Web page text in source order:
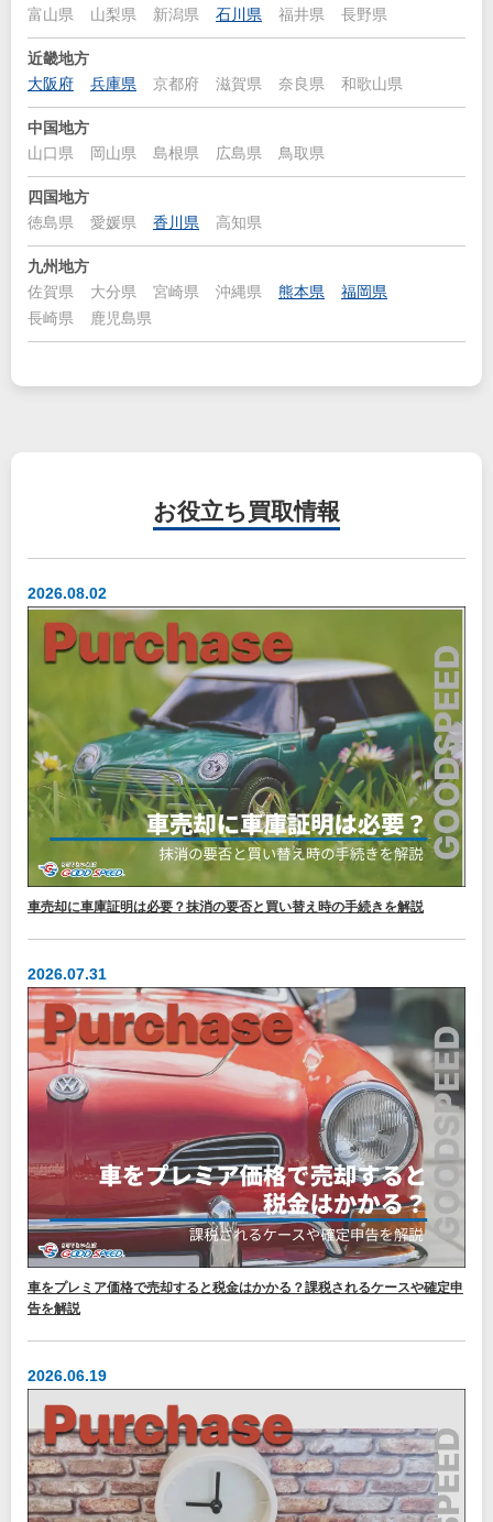
富山県
山梨県 新潟県 石川県 福井県 長野県
近畿地方
大阪府
兵庫県 京都府 滋賀県 奈良県 和歌山県
中国地方
山口県
岡山県 島根県 広島県 鳥取県
四国地方
徳島県
愛媛県 香川県 高知県
九州地方
佐賀県
大分県 宮崎県 沖縄県 熊本県
福岡県
長崎県
鹿児島県
お役立ち 買取情報
2026.08.02
車売却に車庫証明は必要？抹消の要否と買い替え時の手続きを解説
2026.07.31
車をプレミア価格で売却すると税金はかかる？課税されるケースや確定申
告を解説
2026.06.19